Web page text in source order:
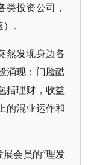
投资公司，
。
然发现身边各
涌现：门脸酷
括理财，收益
的混业运作和
会员的“理发